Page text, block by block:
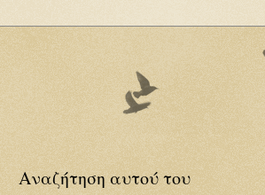
Αναζήτηση αυτού του